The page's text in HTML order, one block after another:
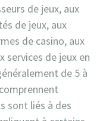
de jeux, aux
de jeux, aux
de casino, aux
services de jeux en
de 5 à
sont liés à des